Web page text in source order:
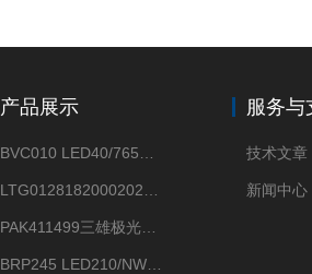
产品展示 服务与
技术文章
新闻中心